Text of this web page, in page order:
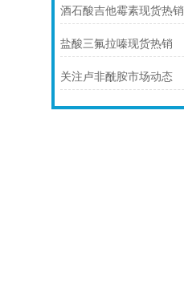
酒石酸吉他霉素现货热销
盐酸三氟拉嗪现货热销
关注卢非酰胺市场动态